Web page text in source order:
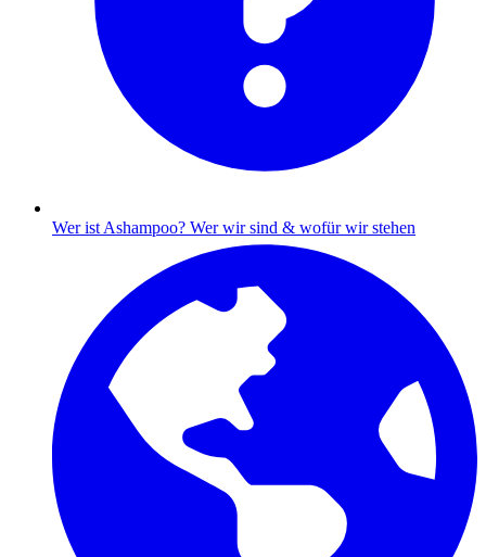
Wer ist Ashampoo? Wer wir sind & wofür wir stehen